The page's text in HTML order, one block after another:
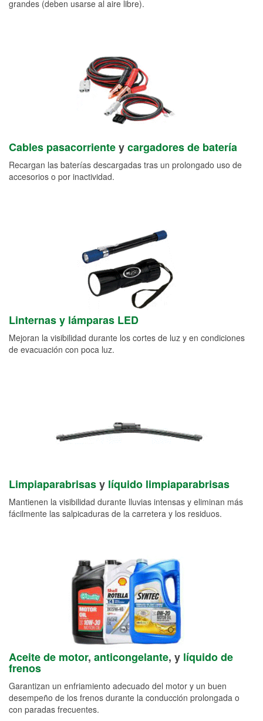
grandes (deben usarse al aire libre).
Cables pasacorrienteycargadores de batería
Recargan las baterías descargadas tras un prolongado uso de
accesorios o por inactividad.
Linternas y lámparas LED
Mejoran la visibilidad durante los cortes de luz y en condiciones
de evacuación con poca luz.
Limpiaparabrisasy líquido limpiaparabrisas
Mantienen la visibilidad durante lluvias intensas y eliminan más
fácilmente las salpicaduras de la carretera y los residuos.
Aceite de motor, anticongelante, y líquido de
frenos
Garantizan un enfriamiento adecuado del motor y un buen
desempeño de los frenos durante la conducción prolongada o
con paradas frecuentes.